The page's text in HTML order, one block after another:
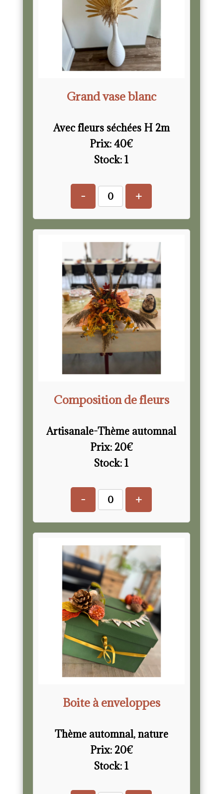
Grand vase blanc
Avec fleurs séchées H 2m
Prix:40€
Stock:1
- +
Composition de fleurs
Artisanale-Thème automnal
Prix: 20€
Stock:1
- +
Boite à enveloppes
Thème automnal, nature
Prix: 20€
Stock:1